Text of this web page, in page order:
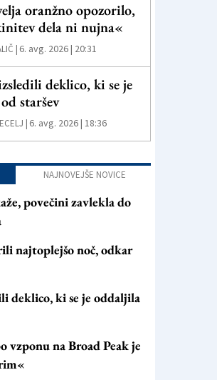
oranžno opozorilo,
dela ni nujna«
| 6. avg. 2026 | 20:31
deklico, ki se je
staršev
| 6. avg. 2026 | 18:36
NAJNOVEJŠE NOVICE
povečini zavlekla do
najtoplejšo noč, odkar
deklico, ki se je oddaljila
vzponu na Broad Peak je